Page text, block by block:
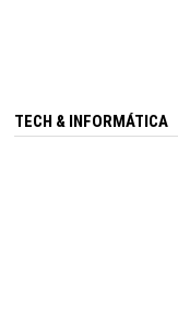
TECH & INFORMÁTICA